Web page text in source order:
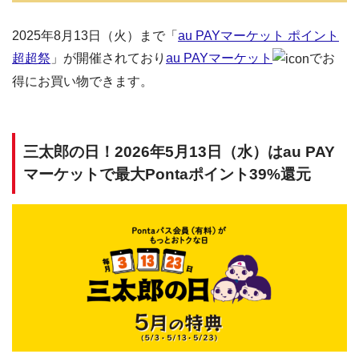
2025年8月13日（火）まで「 au PAYマーケット ポイント
超超祭 」が開催されており au PAYマーケット
でお
得にお買い物できます。
三太郎の日！2026年5月13日（水）はau PAY
マーケットで最大Pontaポイント39%還元